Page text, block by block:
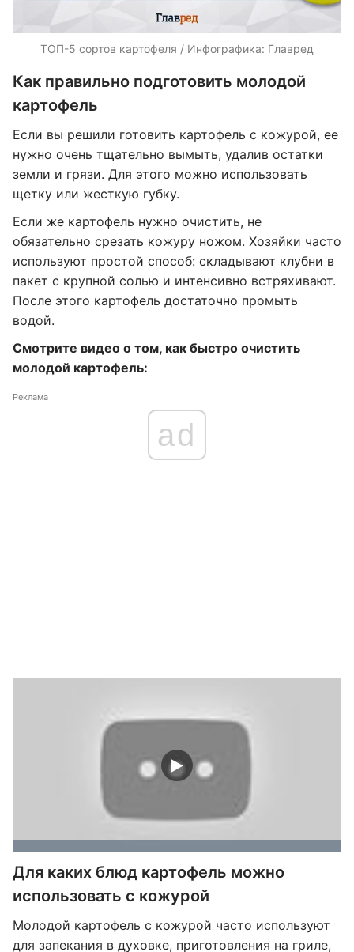
ТОП-5 сортов картофеля / Инфографика: Главред
Как правильно подготовить молодой
картофель
Если вы решили готовить картофель с кожурой, ее
нужно очень тщательно вымыть, удалив остатки
земли и грязи. Для этого можно использовать
щетку или жесткую губку.
Если же картофель нужно очистить, не
обязательно срезать кожуру ножом. Хозяйки часто
используют простой способ: складывают клубни в
пакет с крупной солью и интенсивно встряхивают.
После этого картофель достаточно промыть
водой.
Смотрите видео о том, как быстро очистить
молодой картофель:
Реклама
ad
Для каких блюд картофель можно
использовать с кожурой
Молодой картофель с кожурой часто используют
для запекания в духовке, приготовления на гриле,